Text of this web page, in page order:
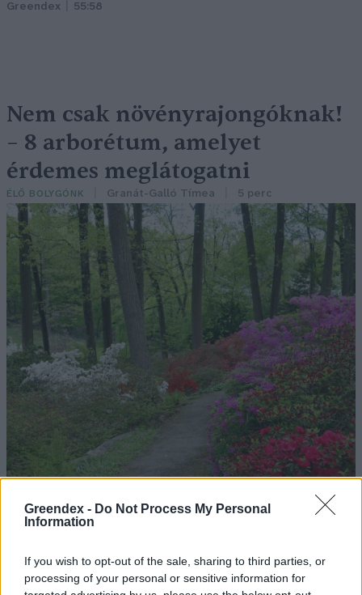
Greendex - Do Not Process My Personal
Information
If you wish to opt-out of the sale, sharing to third parties, or
processing of your personal or sensitive information for
Greendex 55:58
Nem csak növényrajongóknak!
– 8 arborétum, amelyet
érdemes meglátogatni
ÉLŐ BOLYGÓNK Granát-Galló Tímea 5 perc
Magyarország tele van gyönyörű növényekkel, így arborétumokkal
is. A jó idő beköszöntével érdemes minél többet felkeresni.